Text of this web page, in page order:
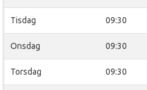
Tisdag 09:30
Onsdag 09:30
Torsdag 09:30